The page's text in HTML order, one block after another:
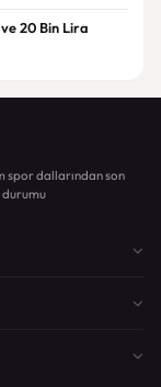
20 Bin Lira
spor dallarından son